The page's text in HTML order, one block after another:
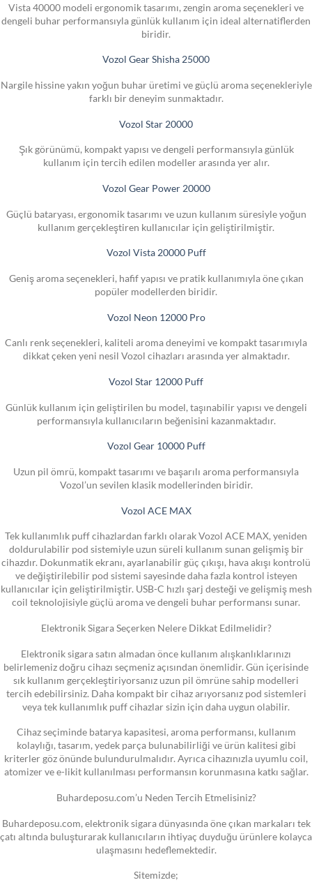
Vista 40000 modeli ergonomik tasarımı, zengin aroma seçenekleri ve
dengeli buhar performansıyla günlük kullanım için ideal alternatiflerden
biridir.
Vozol Gear Shisha 25000
Nargile hissine yakın yoğun buhar üretimi ve güçlü aroma seçenekleriyle
farklı bir deneyim sunmaktadır.
Vozol Star 20000
Şık görünümü, kompakt yapısı ve dengeli performansıyla günlük
kullanım için tercih edilen modeller arasında yer alır.
Vozol Gear Power 20000
Güçlü bataryası, ergonomik tasarımı ve uzun kullanım süresiyle yoğun
kullanım gerçekleştiren kullanıcılar için geliştirilmiştir.
Vozol Vista 20000 Puff
Geniş aroma seçenekleri, hafif yapısı ve pratik kullanımıyla öne çıkan
popüler modellerden biridir.
Vozol Neon 12000 Pro
Canlı renk seçenekleri, kaliteli aroma deneyimi ve kompakt tasarımıyla
dikkat çeken yeni nesil Vozol cihazları arasında yer almaktadır.
Vozol Star 12000 Puff
Günlük kullanım için geliştirilen bu model, taşınabilir yapısı ve dengeli
performansıyla kullanıcıların beğenisini kazanmaktadır.
Vozol Gear 10000 Puff
Uzun pil ömrü, kompakt tasarımı ve başarılı aroma performansıyla
Vozol’un sevilen klasik modellerinden biridir.
Vozol ACE MAX
Tek kullanımlık puff cihazlardan farklı olarak Vozol ACE MAX, yeniden
doldurulabilir pod sistemiyle uzun süreli kullanım sunan gelişmiş bir
cihazdır. Dokunmatik ekranı, ayarlanabilir güç çıkışı, hava akışı kontrolü
ve değiştirilebilir pod sistemi sayesinde daha fazla kontrol isteyen
kullanıcılar için geliştirilmiştir. USB-C hızlı şarj desteği ve gelişmiş mesh
coil teknolojisiyle güçlü aroma ve dengeli buhar performansı sunar.
Elektronik Sigara Seçerken Nelere Dikkat Edilmelidir?
Elektronik sigara satın almadan önce kullanım alışkanlıklarınızı
belirlemeniz doğru cihazı seçmeniz açısından önemlidir. Gün içerisinde
sık kullanım gerçekleştiriyorsanız uzun pil ömrüne sahip modelleri
tercih edebilirsiniz. Daha kompakt bir cihaz arıyorsanız pod sistemleri
veya tek kullanımlık puff cihazlar sizin için daha uygun olabilir.
Cihaz seçiminde batarya kapasitesi, aroma performansı, kullanım
kolaylığı, tasarım, yedek parça bulunabilirliği ve ürün kalitesi gibi
kriterler göz önünde bulundurulmalıdır. Ayrıca cihazınızla uyumlu coil,
atomizer ve e-likit kullanılması performansın korunmasına katkı sağlar.
Buhardeposu.com’u Neden Tercih Etmelisiniz?
Buhardeposu.com, elektronik sigara dünyasında öne çıkan markaları tek
çatı altında buluşturarak kullanıcıların ihtiyaç duyduğu ürünlere kolayca
ulaşmasını hedeflemektedir.
Sitemizde;